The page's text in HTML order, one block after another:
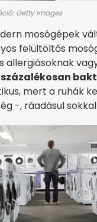
Getty Images
mosógépek
felültöltős
allergiásoknak
százalékosan
mert a ruhák
-, ráadásul